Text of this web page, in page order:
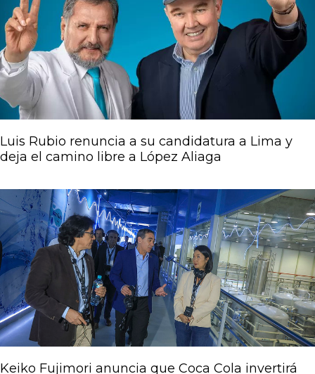
Luis Rubio renuncia a su candidatura a Lima y
deja el camino libre a López Aliaga
Keiko Fujimori anuncia que Coca Cola invertirá